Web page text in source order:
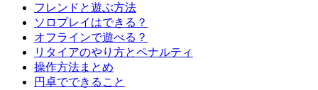
フレンドと遊ぶ方法
ソロプレイはできる？
オフラインで遊べる？
リタイアのやり方とペナルティ
操作方法まとめ
円卓でできること